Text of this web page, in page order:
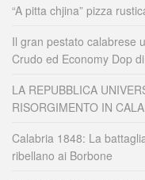
“A pitta chjina” pizza
Il gran pestato calabrese
Crudo ed Economy Dop
LA REPUBBLICA
RISORGIMENTO IN
Calabria 1848: La
ribellano ai Borbone